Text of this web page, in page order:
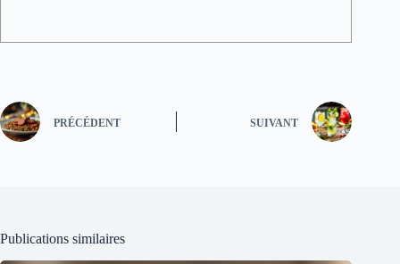
PRÉCÉDENT SUIVANT
Publications similaires